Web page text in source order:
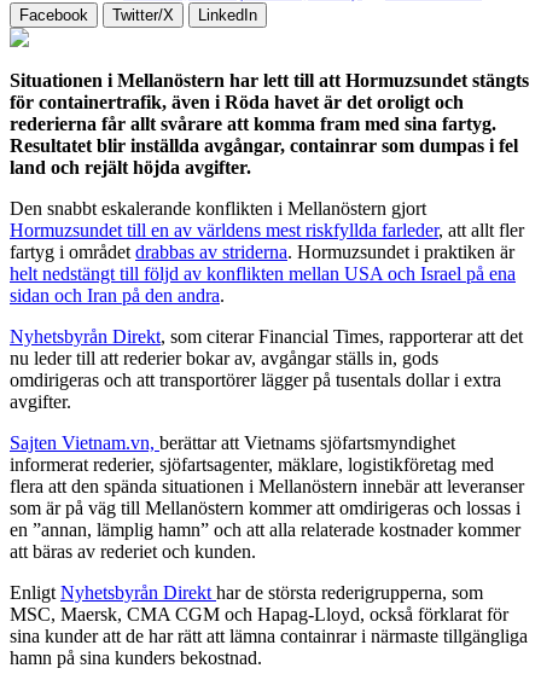
Facebook Twitter/X LinkedIn
Situationen i Mellanöstern har lett till att Hormuzsundet stängts
för containertrafik, även i Röda havet är det oroligt och
rederierna får allt svårare att komma fram med sina fartyg.
Resultatet blir inställda avgångar, containrar som dumpas i fel
land och rejält höjda avgifter.
Den snabbt eskalerande konflikten i Mellanöstern gjort
Hormuzsundet till en av världens mest riskfyllda farleder, att allt fler
fartyg i området drabbas av striderna. Hormuzsundet i praktiken är
helt nedstängt till följd av konflikten mellan USA och Israel på ena
sidan och Iran på den andra.
Nyhetsbyrån Direkt, som citerar Financial Times, rapporterar att det
nu leder till att rederier bokar av, avgångar ställs in, gods
omdirigeras och att transportörer lägger på tusentals dollar i extra
avgifter.
Sajten Vietnam.vn, berättar att Vietnams sjöfartsmyndighet
informerat rederier, sjöfartsagenter, mäklare, logistikföretag med
flera att den spända situationen i Mellanöstern innebär att leveranser
som är på väg till Mellanöstern kommer att omdirigeras och lossas i
en ”annan, lämplig hamn” och att alla relaterade kostnader kommer
att bäras av rederiet och kunden.
Enligt Nyhetsbyrån Direkt har de största rederigrupperna, som
MSC, Maersk, CMA CGM och Hapag-Lloyd, också förklarat för
sina kunder att de har rätt att lämna containrar i närmaste tillgängliga
hamn på sina kunders bekostnad.